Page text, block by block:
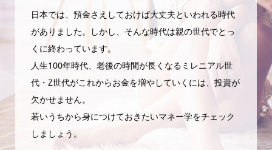
日本では、預金さえしておけば大丈夫といわれる時代
がありました。しかし、そんな時代は親の世代でとっ
くに終わっています。
人生100年時代、老後の時間が長くなるミレニアル世
代・Z世代がこれからお金を増やしていくには、投資が
欠かせません。
若いうちから身につけておきたいマネー学をチェック
しましょう。